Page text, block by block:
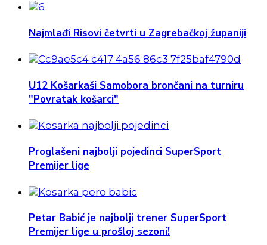
Najmlađi Risovi četvrti u Zagrebačkoj županiji
U12 Košarkaši Samobora brončani na turniru
"Povratak košarci"
Proglašeni najbolji pojedinci SuperSport
Premijer lige
Petar Babić je najbolji trener SuperSport
Premijer lige u prošloj sezoni!